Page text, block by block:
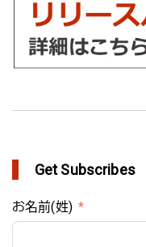
Get Subscribes
お名前(姓)